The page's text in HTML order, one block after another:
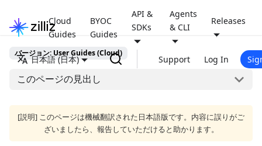
Cloud
Guides
BYOC
Guides
API &
SDKs
Agents
& CLI
Releases
日本語 (日本) Support Log In
バージョン: User Guides (Cloud)
このページの見出し
[説明] このページは機械翻訳された日本語版です。内容に誤りがご
ざいましたら、報告していただけると助かります。